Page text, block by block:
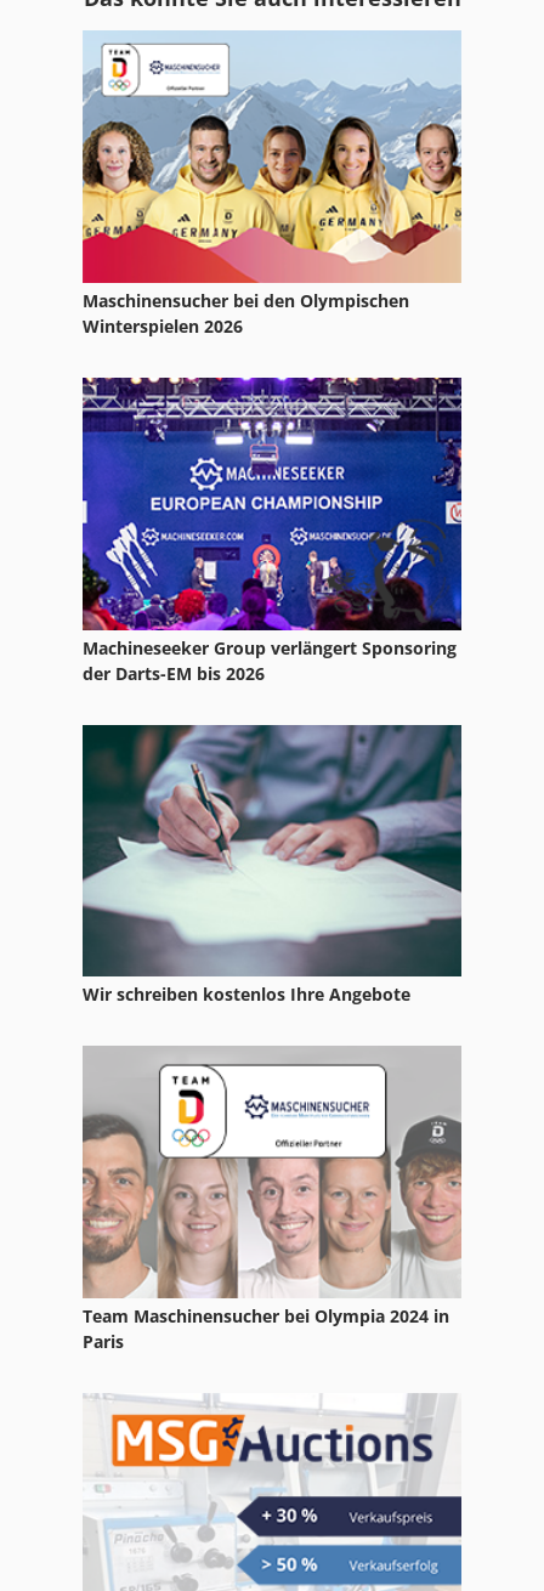
Gewindewirbelmaschine
Komet
Petewe
Wechselscherengerüst
Wego
Weibert Kombimaschine
Weika
Wema
Wemas
Wieger
Maschinensucher bei den Olympischen
Winterspielen 2026
Machineseeker Group verlängert Sponsoring
der Darts-EM bis 2026
Wir schreiben kostenlos Ihre Angebote
Team Maschinensucher bei Olympia 2024 in
Paris